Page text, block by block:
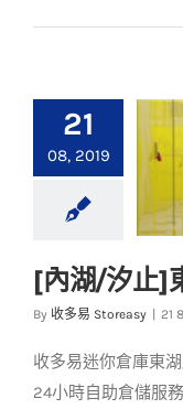
21
08, 2019
[
[內湖/汐止]
By 收多易 Storeasy 21
收多易迷你倉庫東
24小時自助倉儲服